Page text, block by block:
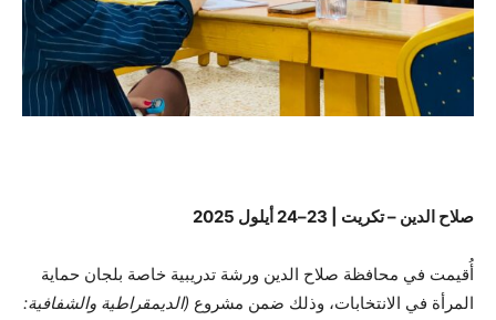
صلاح الدين – تكريت | 23–24 أيلول 2025
أُقيمت في محافظة صلاح الدين ورشة تدريبية خاصة بلجان حماية
المرأة في الانتخابات، وذلك ضمن مشروع (الديمقراطية والشفافية: